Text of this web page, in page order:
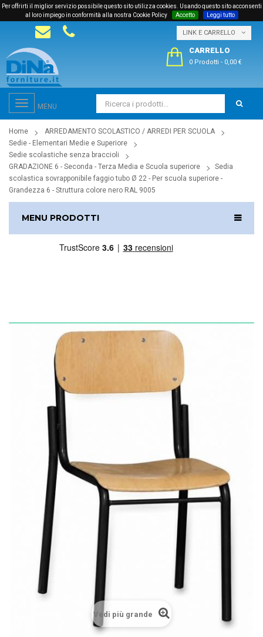
Per offrirti il miglior servizio possibile questo sito utilizza cookies. Usando questo sito acconsenti
al loro impiego in conformità alla nostra Cookie Policy
Accetto Leggi tutto
LINK E CARRELLO
CARRELLO
0 Prodotti - 0,00 €
Toggle
navigation
MENU
Home
ARREDAMENTO SCOLASTICO / ARREDI PER SCUOLA
Sedie - Elementari Medie e Superiore
Sedie scolastiche senza braccioli
GRADAZIONE 6 - Seconda - Terza Media e Scuola superiore
Sedia
scolastica sovrapponibile faggio tubo Ø 22 - Per scuola superiore -
Grandezza 6 - Struttura colore nero RAL 9005
MENU PRODOTTI
Vedi più grande